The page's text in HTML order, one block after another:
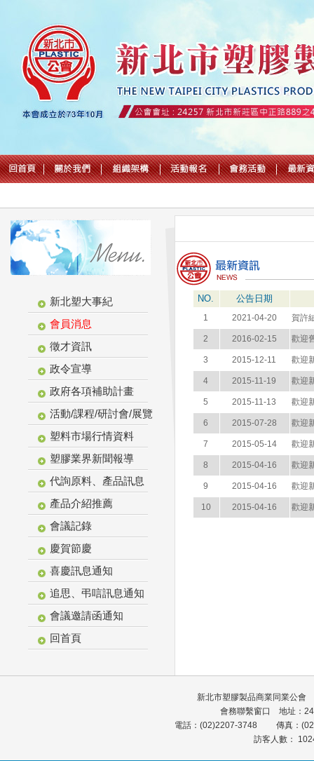
新北塑大事紀
會員消息
徵才資訊
政令宣導
政府各項補助計畫
活動/課程/研討會/展覽
塑料市場行情資料
塑膠業界新聞報導
代詢原料、產品訊息
產品介紹推薦
會議記錄
慶賀節慶
喜慶訊息通知
追思、弔唁訊息通知
會議邀請函通知
回首頁
NO. 公告日期
1 2021-04-20 賀許
2 2016-02-15 歡迎
3 2015-12-11 歡迎
4 2015-11-19 歡迎
5 2015-11-13 歡迎
6 2015-07-28 歡迎
7 2015-05-14 歡迎
8 2015-04-16 歡迎
9 2015-04-16 歡迎
10 2015-04-16 歡迎
新北市塑膠製品商業同業公會
會務聯繫窗口 地址：
電話：(02)2207-3748 傳真：
訪客人數：